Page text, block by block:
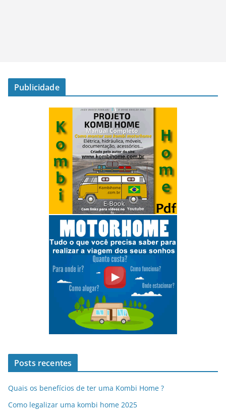
Publicidade
Posts recentes
Quais os benefícios de ter uma Kombi Home ?
Como legalizar uma kombi home 2025